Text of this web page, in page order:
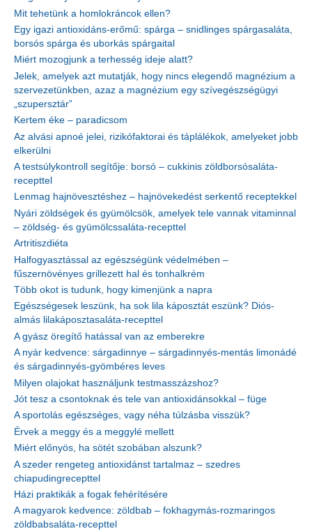
Mit tehetünk a homlokráncok ellen?
Egy igazi antioxidáns-erőmű: spárga – snidlinges spárgasaláta,
borsós spárga és uborkás spárgaital
Miért mozogjunk a terhesség ideje alatt?
Jelek, amelyek azt mutatják, hogy nincs elegendő magnézium a
szervezetünkben, azaz a magnézium egy szívegészségügyi
„szupersztár”
Kertem éke – paradicsom
Az alvási apnoé jelei, rizikófaktorai és táplálékok, amelyeket jobb
elkerülni
A testsúlykontroll segítője: borsó – cukkinis zöldborsósaláta-
recepttel
Lenmag hajnövesztéshez – hajnövekedést serkentő receptekkel
Nyári zöldségek és gyümölcsök, amelyek tele vannak vitaminnal
– zöldség- és gyümölcssaláta-recepttel
Artritiszdiéta
Halfogyasztással az egészségünk védelmében –
fűszernövényes grillezett hal és tonhalkrém
Több okot is tudunk, hogy kimenjünk a napra
Egészségesek leszünk, ha sok lila káposztát eszünk? Diós-
almás lilakáposztasaláta-recepttel
A gyász öregítő hatással van az emberekre
A nyár kedvence: sárgadinnye – sárgadinnyés-mentás limonádé
és sárgadinnyés-gyömbéres leves
Milyen olajokat használjunk testmasszázshoz?
Jót tesz a csontoknak és tele van antioxidánsokkal – füge
A sportolás egészséges, vagy néha túlzásba visszük?
Érvek a meggy és a meggylé mellett
Miért előnyös, ha sötét szobában alszunk?
A szeder rengeteg antioxidánst tartalmaz – szedres
chiapudingrecepttel
Házi praktikák a fogak fehérítésére
A magyarok kedvence: zöldbab – fokhagymás-rozmaringos
zöldbabsaláta-recepttel